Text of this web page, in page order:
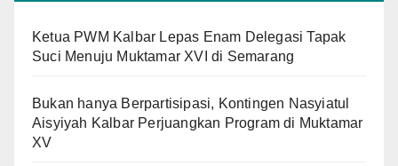
Ketua PWM Kalbar Lepas Enam Delegasi Tapak
Suci Menuju Muktamar XVI di Semarang
Bukan hanya Berpartisipasi, Kontingen Nasyiatul
Aisyiyah Kalbar Perjuangkan Program di Muktamar
XV